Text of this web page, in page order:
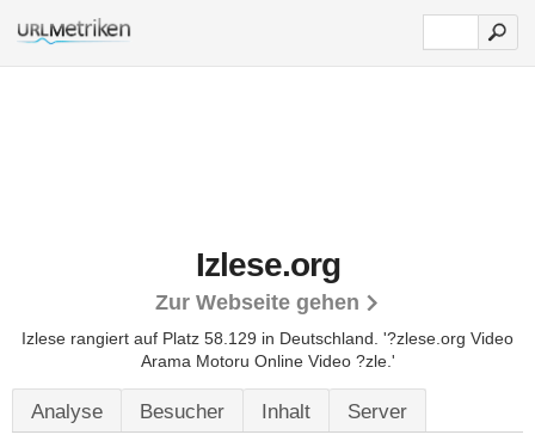
Izlese.org
Zur Webseite gehen
Izlese rangiert auf Platz 58.129 in Deutschland. '?zlese.org Video
Arama Motoru Online Video ?zle.'
Analyse Besucher Inhalt Server